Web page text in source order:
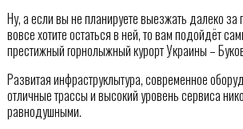
Ну, а если вы не планируете выезжать далеко
вовсе хотите остаться в ней, то вам подойдёт
престижный горнолыжный курорт Украины –
Развитая инфраструклытура, современное
отличные трассы и высокий уровень сервиса
равнодушными.